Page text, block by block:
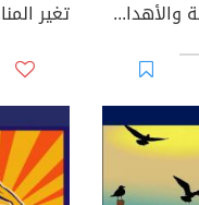
التغيرات المناخية والأهداف العالمية للتنمية المستدامة